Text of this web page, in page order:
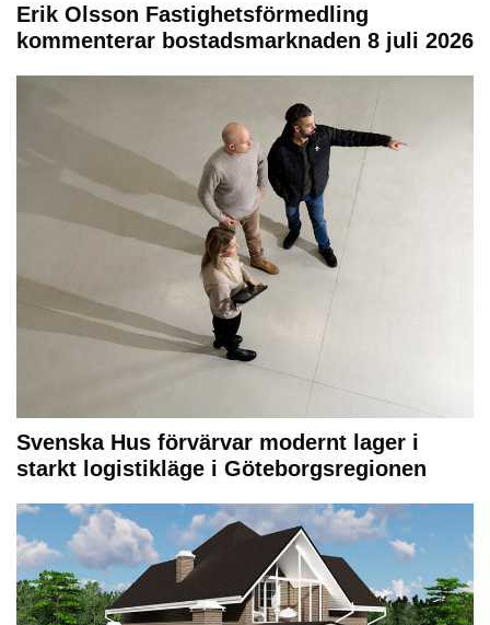
Erik Olsson Fastighetsförmedling
kommenterar bostadsmarknaden 8 juli 2026
Svenska Hus förvärvar modernt lager i
starkt logistikläge i Göteborgsregionen